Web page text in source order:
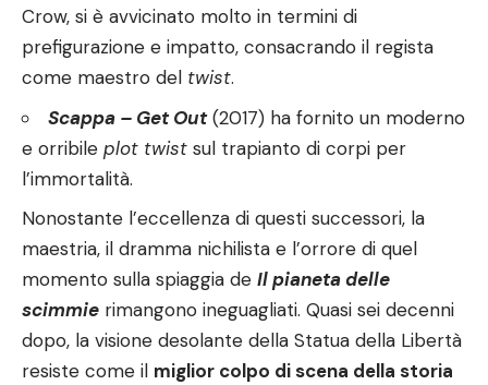
Crow, si è avvicinato molto in termini di
prefigurazione e impatto, consacrando il regista
come maestro del twist.
Scappa – Get Out(2017) ha fornito un moderno
e orribile plot twist sul trapianto di corpi per
l’immortalità.
Nonostante l’eccellenza di questi successori, la
maestria, il dramma nichilista e l’orrore di quel
momento sulla spiaggia de Il pianeta delle
scimmie rimangono ineguagliati. Quasi sei decenni
dopo, la visione desolante della Statua della Libertà
resiste come il miglior colpo di scena della storia